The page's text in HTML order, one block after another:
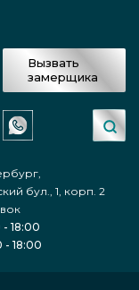
Вызвать
замерщика
бул., 1, корп. 2
18:00
- 18:00